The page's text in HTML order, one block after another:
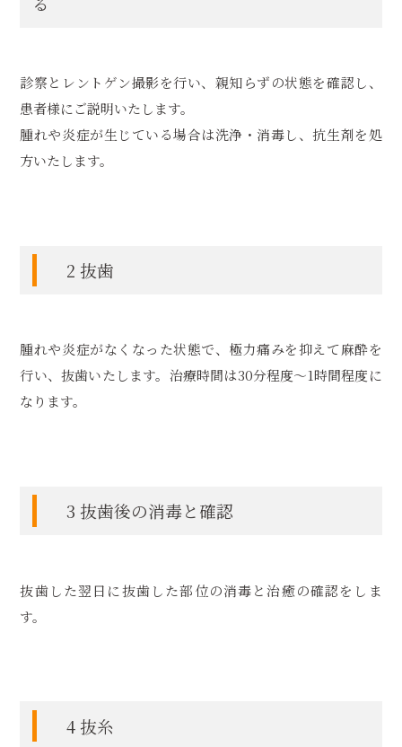
診察とレントゲン撮影を行い、親知らずの状態を確認し、
患者様にご説明いたします。
腫れや炎症が生じている場合は洗浄・消毒し、抗生剤を処
方いたします。
2 抜歯
腫れや炎症がなくなった状態で、極力痛みを抑えて麻酔を
行い、抜歯いたします。治療時間は30分程度～1時間程度に
なります。
3 抜歯後の消毒と確認
抜歯した翌日に抜歯した部位の消毒と治癒の確認をしま
す。
4 抜糸